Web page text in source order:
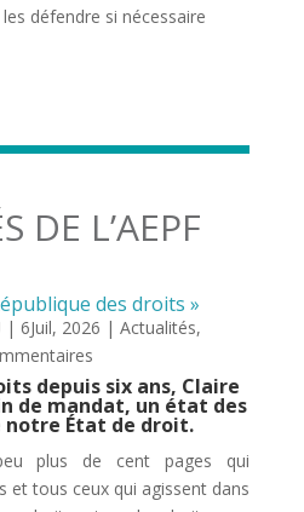
défendre si nécessaire
DE L’AEPF
des droits »
| 6Juil, 2026 | Actualités,
depuis six ans, Claire
de mandat, un état des
État de droit.
plus de cent pages qui
et tous ceux qui agissent dans